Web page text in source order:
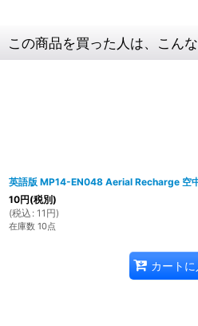
この商品を買った人は、こん
英語版 MP14-EN048 Aerial Recharge 空
10円(税別)
(税込 : 11 円)
在庫数 10点
カートに